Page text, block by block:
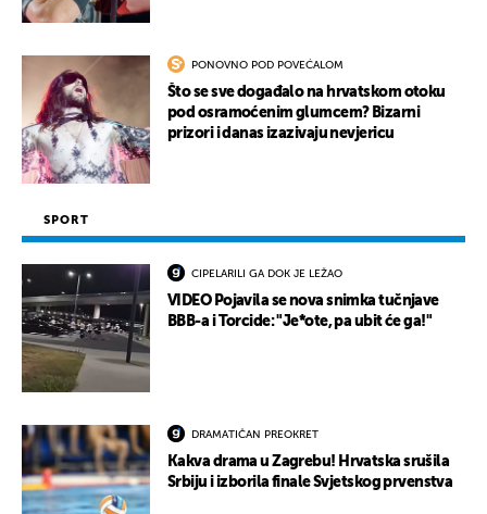
PONOVNO POD POVEĆALOM
Što se sve događalo na hrvatskom otoku
pod osramoćenim glumcem? Bizarni
prizori i danas izazivaju nevjericu
SPORT
CIPELARILI GA DOK JE LEŽAO
VIDEO Pojavila se nova snimka tučnjave
BBB-a i Torcide: "Je*ote, pa ubit će ga!"
DRAMATIČAN PREOKRET
Kakva drama u Zagrebu! Hrvatska srušila
Srbiju i izborila finale Svjetskog prvenstva